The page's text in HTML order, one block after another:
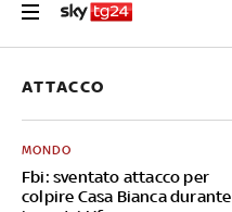
ATTACCO
Fbi: sventato attacco per
colpire Casa Bianca durante
MONDO